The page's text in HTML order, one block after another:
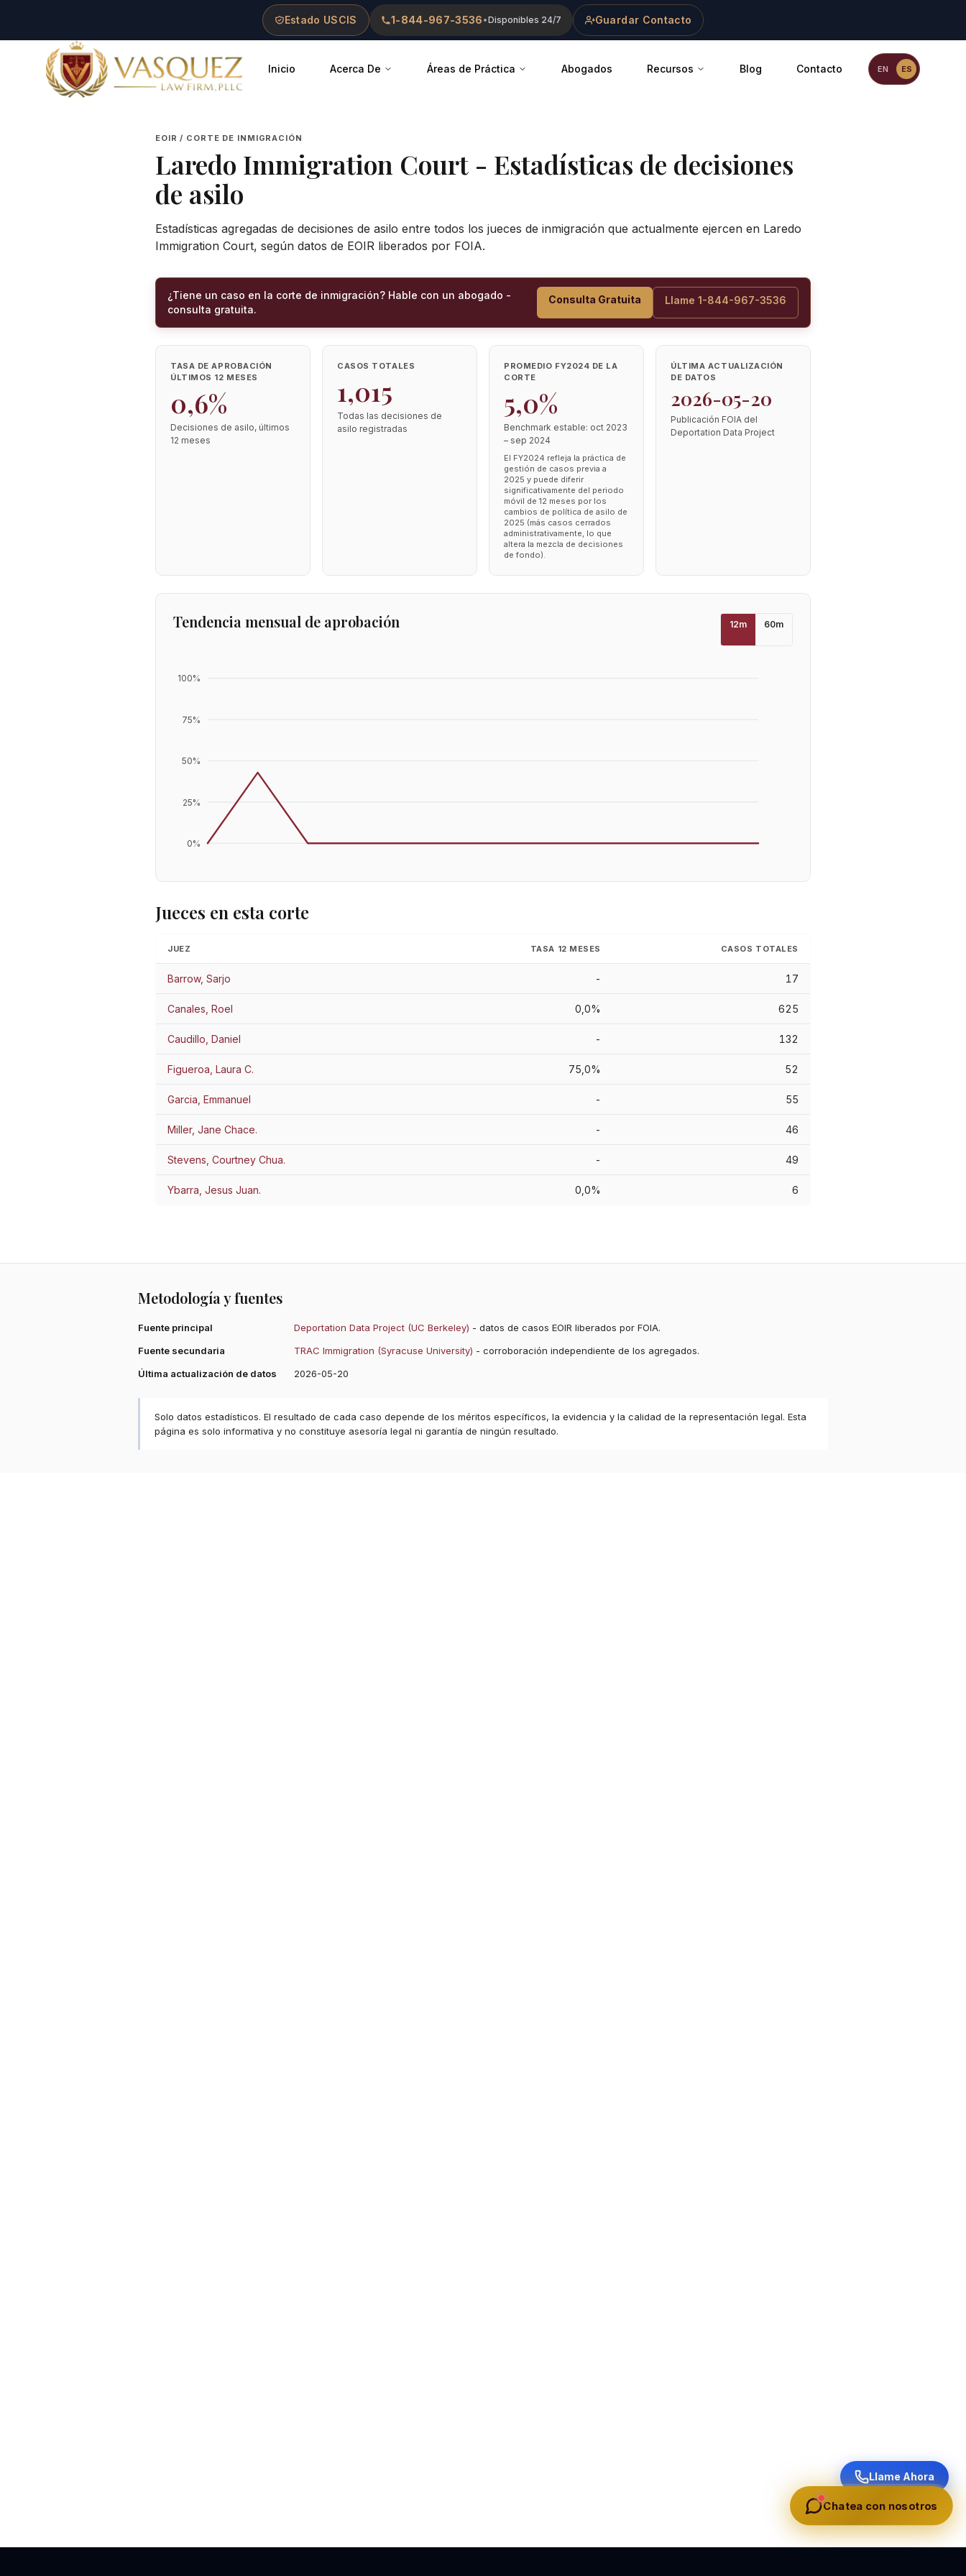
Estado USCIS 1-844-967-3536 •Disponibles 24/7 Guardar Contacto
Vasquez Law Firm - Home
Inicio Acerca De Áreas de Práctica Abogados Recursos Blog Contacto ES
EN
EOIR / CORTE DE INMIGRACIÓN
Laredo Immigration Court - Estadísticas de decisiones
de asilo
Estadísticas agregadas de decisiones de asilo entre todos los jueces de inmigración que actualmente ejercen en Laredo
Immigration Court, según datos de EOIR liberados por FOIA.
¿Tiene un caso en la corte de inmigración? Hable con un abogado -
consulta gratuita.
Consulta Gratuita Llame 1-844-967-3536
TASA DE APROBACIÓN
ÚLTIMOS 12 MESES
0,6%
Decisiones de asilo, últimos
12 meses
CASOS TOTALES
1,015
Todas las decisiones de
asilo registradas
PROMEDIO FY2024 DE LA
CORTE
5,0%
Benchmark estable: oct 2023
– sep 2024
El FY2024 refleja la práctica de
gestión de casos previa a
2025 y puede diferir
significativamente del periodo
móvil de 12 meses por los
cambios de política de asilo de
2025 (más casos cerrados
administrativamente, lo que
altera la mezcla de decisiones
de fondo).
ÚLTIMA ACTUALIZACIÓN
DE DATOS
2026-05-20
Publicación FOIA del
Deportation Data Project
Tendencia mensual de aprobación 12m 60m
0%
25%
50%
75%
100%
Jueces en esta corte
JUEZ TASA 12 MESES CASOS TOTALES
Barrow, Sarjo - 17
Canales, Roel 0,0% 625
Caudillo, Daniel - 132
Figueroa, Laura C. 75,0% 52
Garcia, Emmanuel - 55
Miller, Jane Chace. - 46
Stevens, Courtney Chua. - 49
Ybarra, Jesus Juan. 0,0% 6
Metodología y fuentes
Fuente principal Deportation Data Project (UC Berkeley) - datos de casos EOIR liberados por FOIA.
Fuente secundaria
TRAC Immigration (Syracuse University) - corroboración independiente de los agregados.
Última actualización de datos
2026-05-20
Solo datos estadísticos. El resultado de cada caso depende de los méritos específicos, la evidencia y la calidad de la representación legal. Esta
página es solo informativa y no constituye asesoría legal ni garantía de ningún resultado.
Llame Ahora
Chatea con nosotros